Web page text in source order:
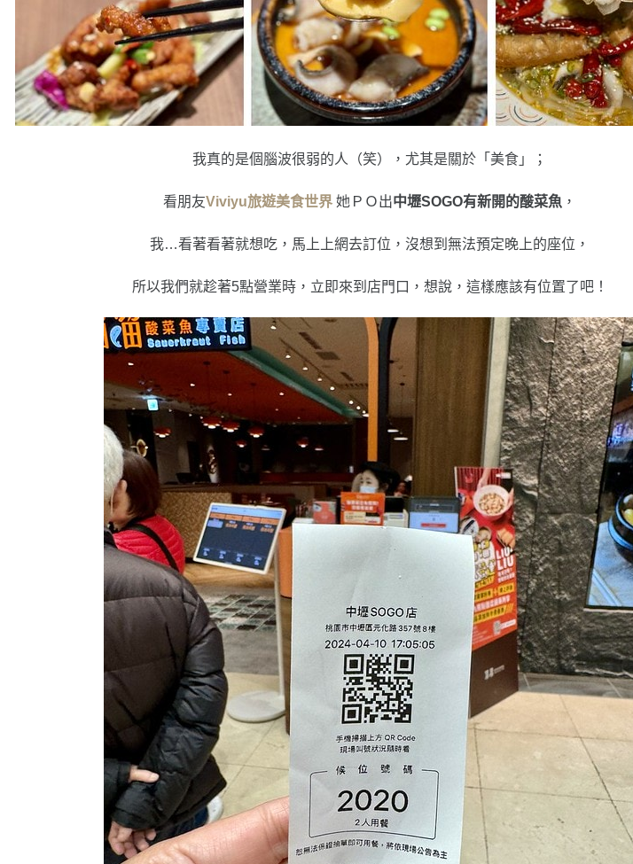
我真的是個腦波很弱的人（笑），尤其是關於「美食」；
看朋友Viviyu旅遊美食世界 她ＰＯ出中壢SOGO有新開的酸菜魚 ，
我…看著看著就想吃，馬上上網去訂位，沒想到無法預定晚上的座位，
所以我們就趁著5點營業時，立即來到店門口，想說，這樣應該有位置了吧！